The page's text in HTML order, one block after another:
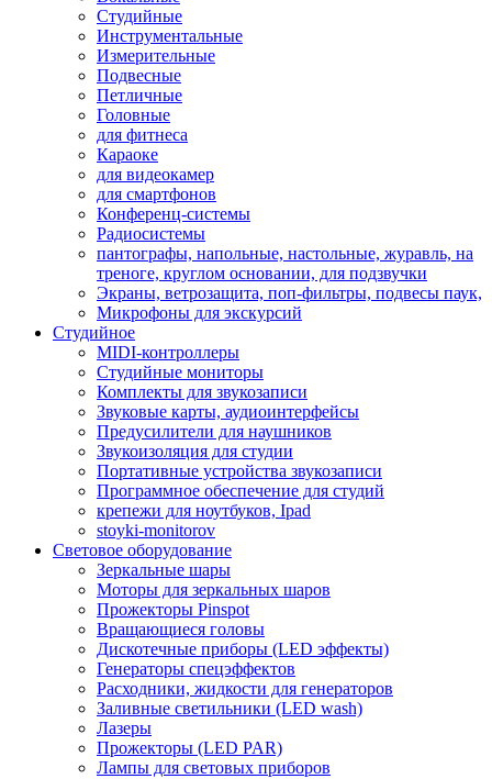
Студийные
Инструментальные
Измерительные
Подвесные
Петличные
Головные
для фитнеса
Караоке
для видеокамер
для смартфонов
Конференц-системы
Радиосистемы
пантографы, напольные, настольные, журавль, на
треноге, круглом основании, для подзвучки
Экраны, ветрозащита, поп-фильтры, подвесы паук,
Микрофоны для экскурсий
Студийное
MIDI-контроллеры
Студийные мониторы
Комплекты для звукозаписи
Звуковые карты, аудиоинтерфейсы
Предусилители для наушников
Звукоизоляция для студии
Портативные устройства звукозаписи
Программное обеспечение для студий
крепежи для ноутбуков, Ipad
stoyki-monitorov
Световое оборудование
Зеркальные шары
Моторы для зеркальных шаров
Прожекторы Pinspot
Вращающиеся головы
Дискотечные приборы (LED эффекты)
Генераторы спецэффектов
Расходники, жидкости для генераторов
Заливные светильники (LED wash)
Лазеры
Прожекторы (LED PAR)
Лампы для световых приборов